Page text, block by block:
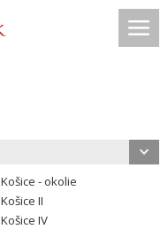
Košice - okolie
Košice II
Košice IV